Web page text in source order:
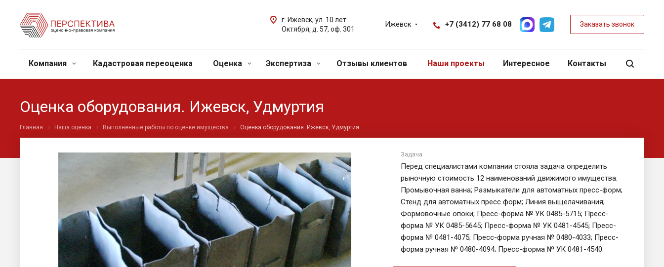
Ижевск +7 (3412) 77 68 08 Заказать звонок
г. Ижевск, ул. 10 лет
Октября, д. 57, оф. 301
Компания Кадастровая переоценка Оценка Экспертиза Отзывы клиентов Наши проекты Интересное Контакты
Оценка оборудования. Ижевск, Удмуртия
Главная Наша оценка Выполненные работы по оценке имущества Оценка оборудования. Ижевск, Удмуртия
Задача
Перед специалистами компании стояла задача определить
рыночную стоимость 12 наименований движимого имущества:
Промывочная ванна; Размыкатели для автоматных пресс-форм;
Стенд для автоматных пресс форм; Линия выщелачивания;
Формовочные опоки; Пресс-форма № УК 0485-5715; Пресс-
форма № УК 0485-5645; Пресс-форма № УК 0481-4545; Пресс-
форма № 0481-4075; Пресс-форма ручная № 0480-4033; Пресс-
форма ручная № 0480-4094; Пресс-форма № УК 0481-4540.